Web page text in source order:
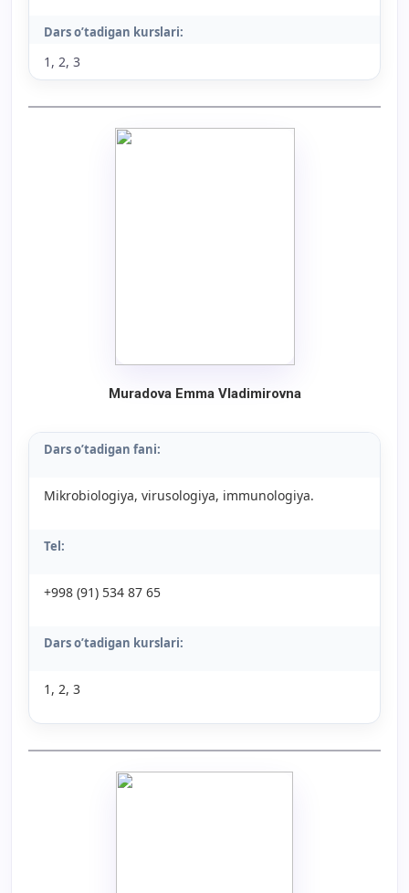
Dars o’tadigan kurslari:
1, 2, 3
Muradova Emma Vladimirovna
Dars o’tadigan fani:
Mikrobiologiya, virusologiya, immunologiya.
Tel:
+998 (91) 534 87 65
Dars o’tadigan kurslari:
1, 2, 3